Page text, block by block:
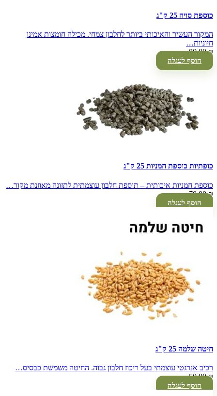
כוספת סויה 25 ק"ג
המקור העשיר והאיכותי ביותר לחלבון צמחי. מכילה חומצות אמינו
חיוניות…
80.00₪
הוסף לעגלה
כופתיות כוספת חמניות 25 ק"ג
כוספת חמניות איכותית – תוספת חלבון עוצמתית לתזונה מאוזנת מקור…
70.00₪
הוסף לעגלה
חיטה שלמה 25 ק"ג
רכיב אנרגטי עוצמתי בעל ריכוז חלבון גבוה. החיטה משמשת כבסיס…
50.00₪
הוסף לעגלה